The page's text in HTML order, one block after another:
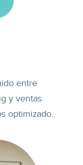
entre
y ventas
optimizado.